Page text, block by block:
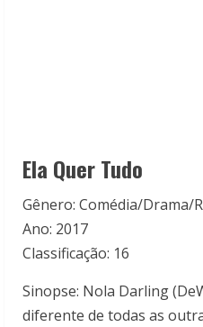
Ela Quer Tudo
Gênero: Comédia/Drama/
Ano: 2017
Classificação: 16
Sinopse: Nola Darling
diferente de todas as